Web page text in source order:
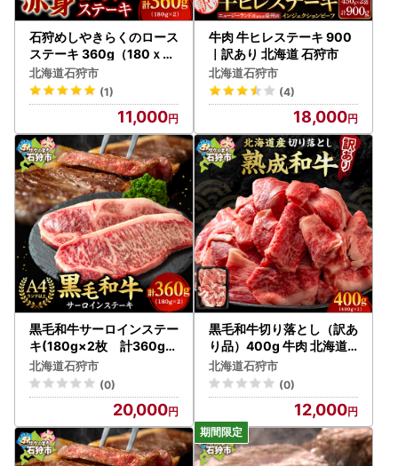
石狩めしやきらくのロース
ステーキ 360g（180ｘ2
枚）【人気店】北海道
北海道石狩市
(1)
11,000
牛肉 牛ヒレステーキ 900
｜訳あり 北海道 石狩市
北海道石狩市
(4)
18,000
黒毛和牛サーロインステー
キ(180g×2枚 計360g)
北海道石狩市
北海道石狩市
(0)
20,000
黒毛和牛切り落とし（訳あ
り品）400g 牛肉 北海道
石狩市
北海道石狩市
(0)
12,000